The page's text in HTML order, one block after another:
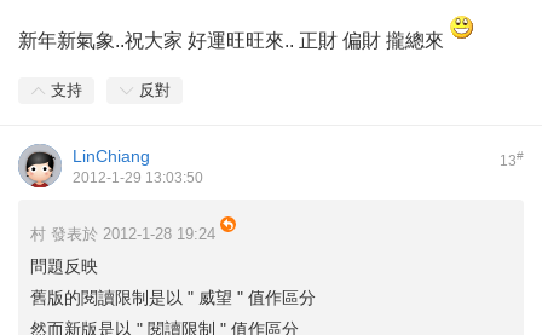
新年新氣象..祝大家 好運旺旺來.. 正財 偏財 攏總來
支持 反對
13#
LinChiang
2012-1-29 13:03:50
村 發表於 2012-1-28 19:24
問題反映
舊版的閱讀限制是以 " 威望 " 值作區分
然而新版是以 " 閱讀限制 " 值作區分